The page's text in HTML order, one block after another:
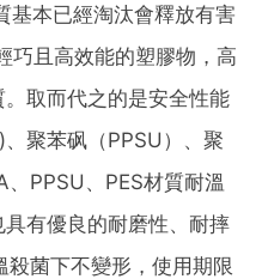
基本已經淘汰會釋放有害
巧且高效能的塑膠物，高
取而代之的是安全性能
聚苯砜（PPSU）、聚
PPSU、PES材質耐溫
有優良的耐磨性、耐摔
菌下不變形，使用期限